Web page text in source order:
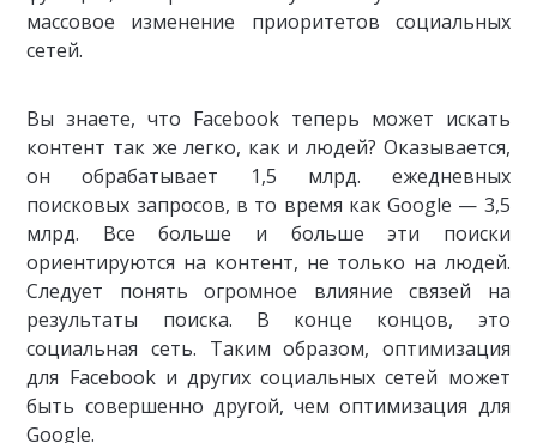
массовое изменение приоритетов социальных
сетей.
Вы знаете, что Facebook теперь может искать
контент так же легко, как и людей? Оказывается,
он обрабатывает 1,5 млрд. ежедневных
поисковых запросов, в то время как Google — 3,5
млрд. Все больше и больше эти поиски
ориентируются на контент, не только на людей.
Следует понять огромное влияние связей на
результаты поиска. В конце концов, это
социальная сеть. Таким образом, оптимизация
для Facebook и других социальных сетей может
быть совершенно другой, чем оптимизация для
Google.